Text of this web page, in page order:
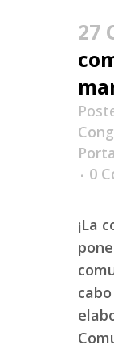
27
0
¡La